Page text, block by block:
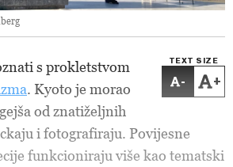
TEXT SIZE
- +
s prokletstvom
. Kyoto je morao
od znatiželjnih
i fotografiraju. Povijesne
funkcioniraju više kao tematski